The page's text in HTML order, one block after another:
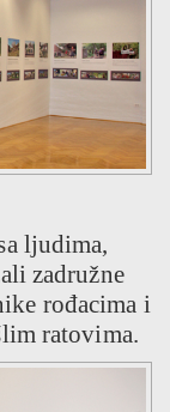
ljudima,
zadružne
rođacima i
ratovima.